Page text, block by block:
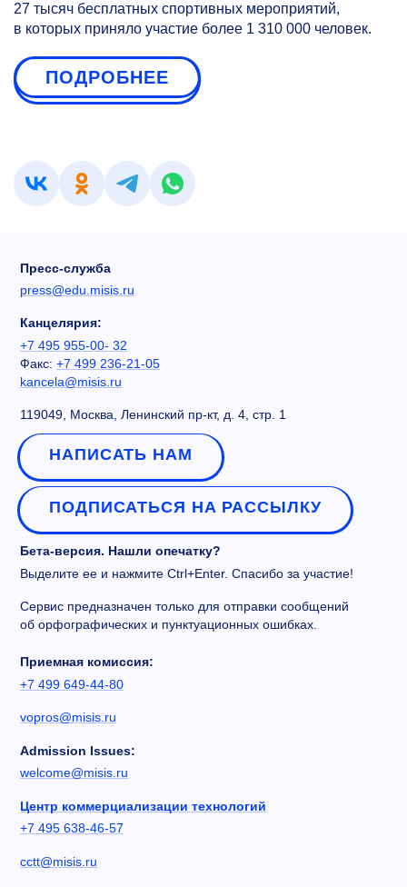
27 тысяч бесплатных спортивных мероприятий,
в которых приняло участие более 1 310 000 человек.
ПОДРОБНЕЕ
Пресс-служба
press@edu.misis.ru
Канцелярия:
+7 495 955-00- 32
Факс: +7 499 236-21-05
kancela@misis.ru
119049, Москва, Ленинский пр-кт, д. 4, стр. 1
НАПИСАТЬ НАМ
ПОДПИСАТЬСЯ НА РАССЫЛКУ
Бета-версия. Нашли опечатку?
Выделите ее и нажмите Ctrl+Enter. Спасибо за участие!
Сервис предназначен только для отправки сообщений
об орфографических и пунктуационных ошибках.
Приемная комиссия:
+7 499 649-44-80
vopros@misis.ru
Admission Issues:
welcome@misis.ru
Центр коммерциализации технологий
+7 495 638-46-57
cctt@misis.ru